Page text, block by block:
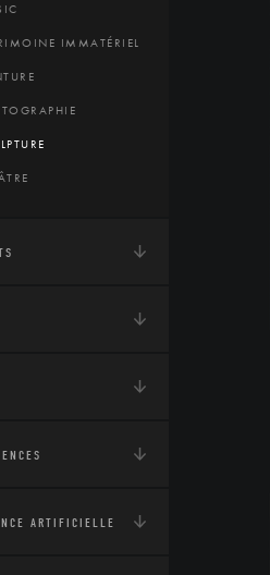
IMMATÉRIEL
ARTIFICIELLE